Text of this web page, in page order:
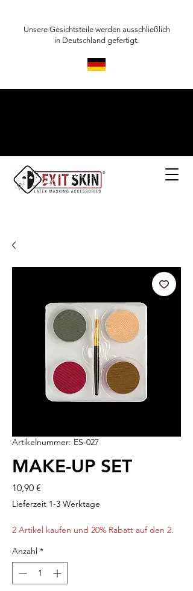
Unsere Gesichtsteile werden ausschließlich
in Deutschland gefertigt.
Artikelnummer: ES-027
MAKE-UP SET
10,90 €
Lieferzeit 1-3 Werktage
2 Artikel kaufen und 20% Rabatt auf den 2.
Anzahl *